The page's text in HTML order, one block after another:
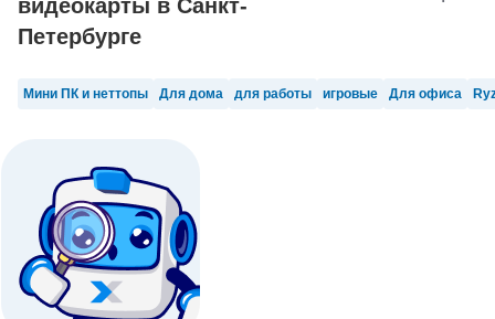
видеокарты в Санкт-
Петербургe
Мини ПК и неттопы Для дома для работы игровые Для офиса